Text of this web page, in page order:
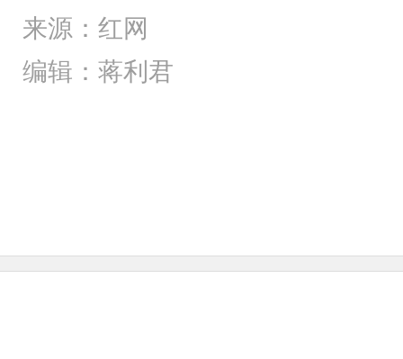
来源：红网
编辑：蒋利君